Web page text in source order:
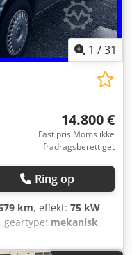
1 /31
14.800 €
Fast pris Moms ikke
fradragsberettiget
Ring op
km, effekt: 75 kW
, geartype: mekanisk,
, antal sæder:8,